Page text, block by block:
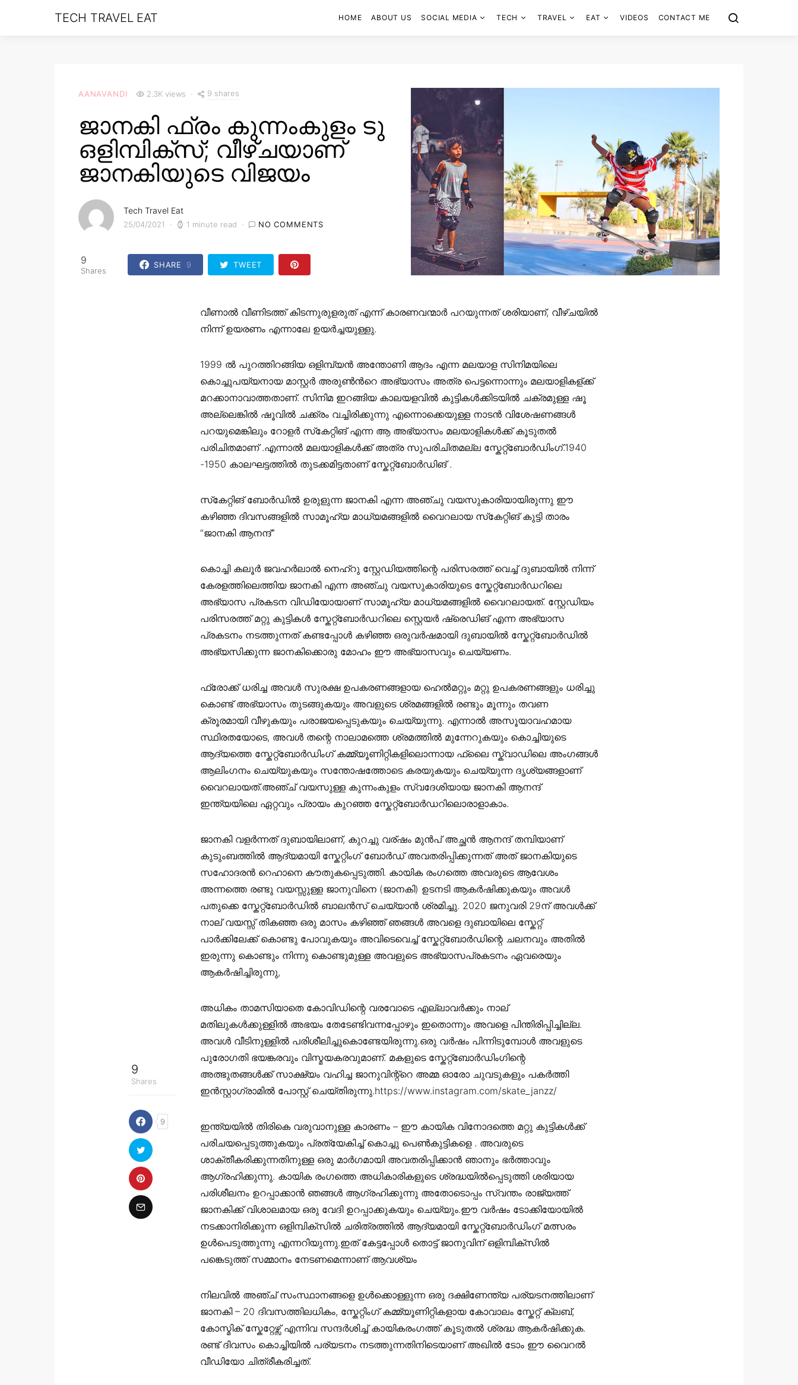
TECH TRAVEL EAT HOME ABOUT US SOCIAL MEDIA TECH TRAVEL EAT VIDEOS CONTACT ME
AANAVANDI 2.3K views 9 shares
ജാനകി ഫ്രം കുന്നംകുളം ടു
ഒളിമ്പിക്സ്; വീഴ്ചയാണ്
ജാനകിയുടെ വിജയം
Tech Travel Eat
25/04/2021 1 minute read NO COMMENTS
9
Shares
SHARE 9 TWEET
9
Shares
9
വീണാൽ വീണിടത്ത് കിടന്നുരുളരുത് എന്ന് കാരണവന്മാർ പറയുന്നത് ശരിയാണ്, വീഴ്ചയിൽ
നിന്ന് ഉയരണം എന്നാലേ ഉയർച്ചയുള്ളു.
1999 ൽ പുറത്തിറങ്ങിയ ഒളിമ്പ്യൻ അന്തോണി ആദം എന്ന മലയാള സിനിമയിലെ
കൊച്ചുപയ്യനായ മാസ്റ്റർ അരുൺൻറെ അഭ്യാസം അത്ര പെട്ടന്നൊന്നും മലയാളികള്ക്ക്
മറക്കാനാവാത്തതാണ്. സിനിമ ഇറങ്ങിയ കാലയളവിൽ കുട്ടികൾക്കിടയിൽ ചക്രമുള്ള ഷൂ
അല്ലെങ്കിൽ ഷൂവിൽ ചക്ക്രം വച്ചിരിക്കുന്നു എന്നൊക്കെയുള്ള നാടൻ വിശേഷണങ്ങൾ
പറയുമെങ്കിലും റോളർ സ്‌കേറ്റിങ് എന്ന ആ അഭ്യാസം മലയാളികൾക്ക് കൂടുതൽ
പരിചിതമാണ് .എന്നാൽ മലയാളികൾക്ക് അത്ര സുപരിചിതമല്ല സ്കേറ്റ്ബോർഡിംഗ്.1940
-1950 കാലഘട്ടത്തിൽ തുടക്കമിട്ടതാണ് സ്കേറ്റ്ബോർഡിങ് .
സ്‌കേറ്റിങ് ബോർഡിൽ ഉരുളുന്ന ജാനകി എന്ന അഞ്ചു വയസുകാരിയായിരുന്നു ഈ
കഴിഞ്ഞ ദിവസങ്ങളിൽ സാമൂഹ്യ മാധ്യമങ്ങളിൽ വൈറലായ സ്‌കേറ്റിങ് കുട്ടി താരം
“ജാനകി ആനന്ദ്”
കൊച്ചി കലൂർ ജവഹർലാൽ നെഹ്‌റു സ്റ്റേഡിയത്തിന്റെ പരിസരത്ത് വെച്ച് ദുബായിൽ നിന്ന്
കേരളത്തിലെത്തിയ ജാനകി എന്ന അഞ്ചു വയസുകാരിയുടെ സ്കേറ്റ്ബോർഡറിലെ
അഭ്യാസ പ്രകടന വിഡിയോയാണ് സാമൂഹ്യ മാധ്യമങ്ങളിൽ വൈറലായത്. സ്റ്റേഡിയം
പരിസരത്ത് മറ്റു കുട്ടികൾ സ്കേറ്റ്ബോർഡറിലെ സ്റ്റെയർ ഷ്രെഡിങ് എന്ന അഭ്യാസ
പ്രകടനം നടത്തുന്നത് കണ്ടപ്പോൾ കഴിഞ്ഞ ഒരുവർഷമായി ദുബായിൽ സ്കേറ്റ്ബോർഡിൽ
അഭ്യസിക്കുന്ന ജാനകിക്കൊരു മോഹം ഈ അഭ്യാസവും ചെയ്യണം.
ഫ്രോക്ക് ധരിച്ച അവൾ സുരക്ഷ ഉപകരണങ്ങളായ ഹെൽമറ്റും മറ്റു ഉപകരണങ്ങളും ധരിച്ചു
കൊണ്ട് അഭ്യാസം തുടങ്ങുകയും അവളുടെ ശ്രമങ്ങളിൽ രണ്ടും മൂന്നും തവണ
ക്രൂരമായി വീഴുകയും പരാജയപ്പെടുകയും ചെയ്യുന്നു. എന്നാൽ അസൂയാവഹമായ
സ്ഥിരതയോടെ, അവൾ തന്റെ നാലാമത്തെ ശ്രമത്തിൽ മുന്നേറുകയും കൊച്ചിയുടെ
ആദ്യത്തെ സ്കേറ്റ്ബോർഡിംഗ് കമ്മ്യൂണിറ്റികളിലൊന്നായ ഫ്ലൈ സ്ക്വാഡിലെ അംഗങ്ങൾ
ആലിംഗനം ചെയ്യുകയും സന്തോഷത്തോടെ കരയുകയും ചെയ്യുന്ന ദൃശ്യങ്ങളാണ്
വൈറലായത്.അഞ്ച് വയസുള്ള കുന്നംകുളം സ്വദേശിയായ ജാനകി ആനന്ദ്
ഇന്ത്യയിലെ ഏറ്റവും പ്രായം കുറഞ്ഞ സ്കേറ്റ്ബോർഡറിലൊരാളാകാം.
ജാനകി വളർന്നത് ദുബായിലാണ്, കുറച്ചു വര്ഷം മുൻപ് അച്ഛൻ ആനന്ദ് തമ്പിയാണ്
കുടുംബത്തിൽ ആദ്യമായി സ്കേറ്റിംഗ് ബോർഡ് അവതരിപ്പിക്കുന്നത് അത് ജാനകിയുടെ
സഹോദരൻ റെഹാനെ കൗതുകപ്പെടുത്തി. കായിക രംഗത്തെ അവരുടെ ആവേശം
അന്നത്തെ രണ്ടു വയസ്സുള്ള ജാനുവിനെ (ജാനകി) ഉടനടി ആകർഷിക്കുകയും അവൾ
പതുക്കെ സ്കേറ്റ്ബോർഡിൽ ബാലൻസ് ചെയ്യാൻ ശ്രമിച്ചു. 2020 ജനുവരി 29ന് അവൾക്ക്
നാല് വയസ്സ് തികഞ്ഞ ഒരു മാസം കഴിഞ്ഞ് ഞങ്ങൾ അവളെ ദുബായിലെ സ്കേറ്റ്
പാർക്കിലേക്ക് കൊണ്ടു പോവുകയും അവിടെവെച്ച് സ്കേറ്റ്ബോർഡിന്റെ ചലനവും അതിൽ
ഇരുന്നു കൊണ്ടും നിന്നു കൊണ്ടുമുള്ള അവളുടെ അഭ്യാസപ്രകടനം ഏവരെയും
ആകർഷിച്ചിരുന്നു,
അധികം താമസിയാതെ കോവിഡിന്റെ വരവോടെ എല്ലാവർക്കും നാല്
മതിലുകൾക്കുള്ളിൽ അഭയം തേടേണ്ടിവന്നപ്പോഴും ഇതൊന്നും അവളെ പിന്തിരിപ്പിച്ചില്ല.
അവൾ വീടിനുള്ളിൽ പരിശീലിച്ചുകൊണ്ടേയിരുന്നു.ഒരു വർഷം പിന്നിടുമ്പോൾ അവളുടെ
പുരോഗതി ഭയങ്കരവും വിസ്മയകരവുമാണ്. മകളുടെ സ്കേറ്റ്ബോർഡിംഗിന്റെ
അത്ഭുതങ്ങൾക്ക് സാക്ഷ്യം വഹിച്ച ജാനുവിന്റ്‌റെ അമ്മ ഓരോ ചുവടുകളും പകർത്തി
ഇൻസ്റ്റാഗ്രാമിൽ പോസ്റ്റ് ചെയ്തിരുന്നു.https://www.instagram.com/skate_janzz/
ഇന്ത്യയിൽ തിരികെ വരുവാനുള്ള കാരണം – ഈ കായിക വിനോദത്തെ മറ്റു കുട്ടികൾക്ക്
പരിചയപ്പെടുത്തുകയും പ്രത്യേകിച്ച് കൊച്ചു പെൺകുട്ടികളെ . അവരുടെ
ശാക്തീകരിക്കുന്നതിനുള്ള ഒരു മാർഗമായി അവതരിപ്പിക്കാൻ ഞാനും ഭർത്താവും
ആഗ്രഹിക്കുന്നു. കായിക രംഗത്തെ അധികാരികളുടെ ശ്രദ്ധയിൽപ്പെടുത്തി ശരിയായ
പരിശീലനം ഉറപ്പാക്കാൻ ഞങ്ങൾ ആഗ്രഹിക്കുന്നു അതോടൊപ്പം സ്വന്തം രാജ്യത്ത്
ജാനകിക്ക് വിശാലമായ ഒരു വേദി ഉറപ്പാക്കുകയും ചെയ്യും.ഈ വർഷം ടോക്കിയോയിൽ
നടക്കാനിരിക്കുന്ന ഒളിമ്പിക്സിൽ ചരിത്രത്തിൽ ആദ്യമായി സ്കേറ്റ്ബോർഡിംഗ് മത്സരം
ഉൾപെടുത്തുന്നു എന്നറിയുന്നു.ഇത് കേട്ടപ്പോൾ തൊട്ട് ജാനുവിന് ഒളിമ്പിക്സിൽ
പങ്കെടുത്ത് സമ്മാനം നേടണമെന്നാണ് ആവശ്യം
നിലവിൽ അഞ്ച് സംസ്ഥാനങ്ങളെ ഉൾക്കൊള്ളുന്ന ഒരു ദക്ഷിണേന്ത്യ പര്യടനത്തിലാണ്
ജാനകി – 20 ദിവസത്തിലധികം, സ്കേറ്റിംഗ് കമ്മ്യൂണിറ്റികളായ കോവാലം സ്കേറ്റ് ക്ലബ്,
കോസ്മിക് സ്കേറ്റേഴ്സ് എന്നിവ സന്ദർശിച്ച് കായികരംഗത്ത് കൂടുതൽ ശ്രദ്ധ ആകർഷിക്കുക.
രണ്ട് ദിവസം കൊച്ചിയിൽ പര്യടനം നടത്തുന്നതിനിടെയാണ് അഖിൽ ടോം ഈ വൈറൽ
വീഡിയോ ചിത്രീകരിച്ചത്.